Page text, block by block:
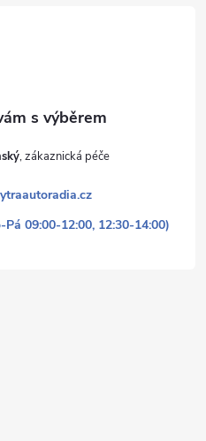
09:00-12:00, 12:30-14:00)